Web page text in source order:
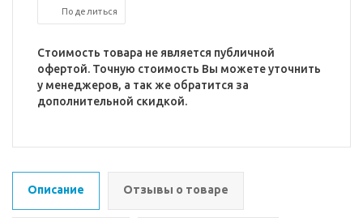
Поделиться
Стоимость товара не является публичной
офертой. Точную стоимость Вы можете уточнить
у менеджеров, а так же обратится за
дополнительной скидкой.
Описание Отзывы о товаре